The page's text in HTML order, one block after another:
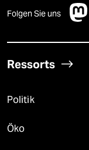
Folgen Sie uns
Ressorts
Politik
Öko